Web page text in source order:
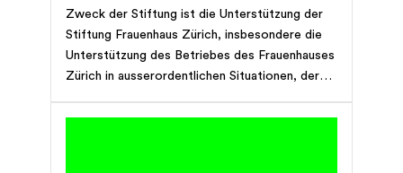
Zweck der Stiftung ist die Unterstützung der
Stiftung Frauenhaus Zürich, insbesondere die
Unterstützung des Betriebes des Frauenhauses
Zürich in ausserordentlichen Situationen, der
Unterstützung besonderer Projekte.